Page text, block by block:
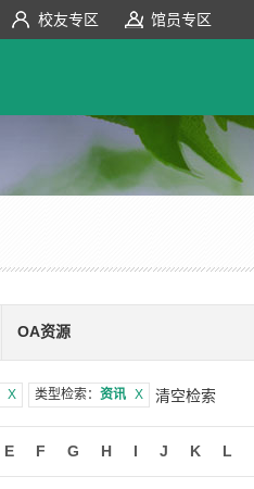
校友专区 馆员专区
OA资源
X 类型检索： 资讯 X 清空检索
E F G H I J K L